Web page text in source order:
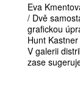
Eva
/ Dvě
grafickou
Hunt
V galerii
zase